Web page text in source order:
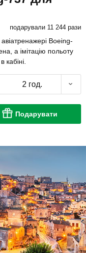
подарували 11 244 рази
Boeing-
а імітацію польоту
кабіні.
2 год.
Подарувати